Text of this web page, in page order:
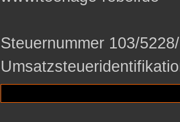
Steuernummer 103/